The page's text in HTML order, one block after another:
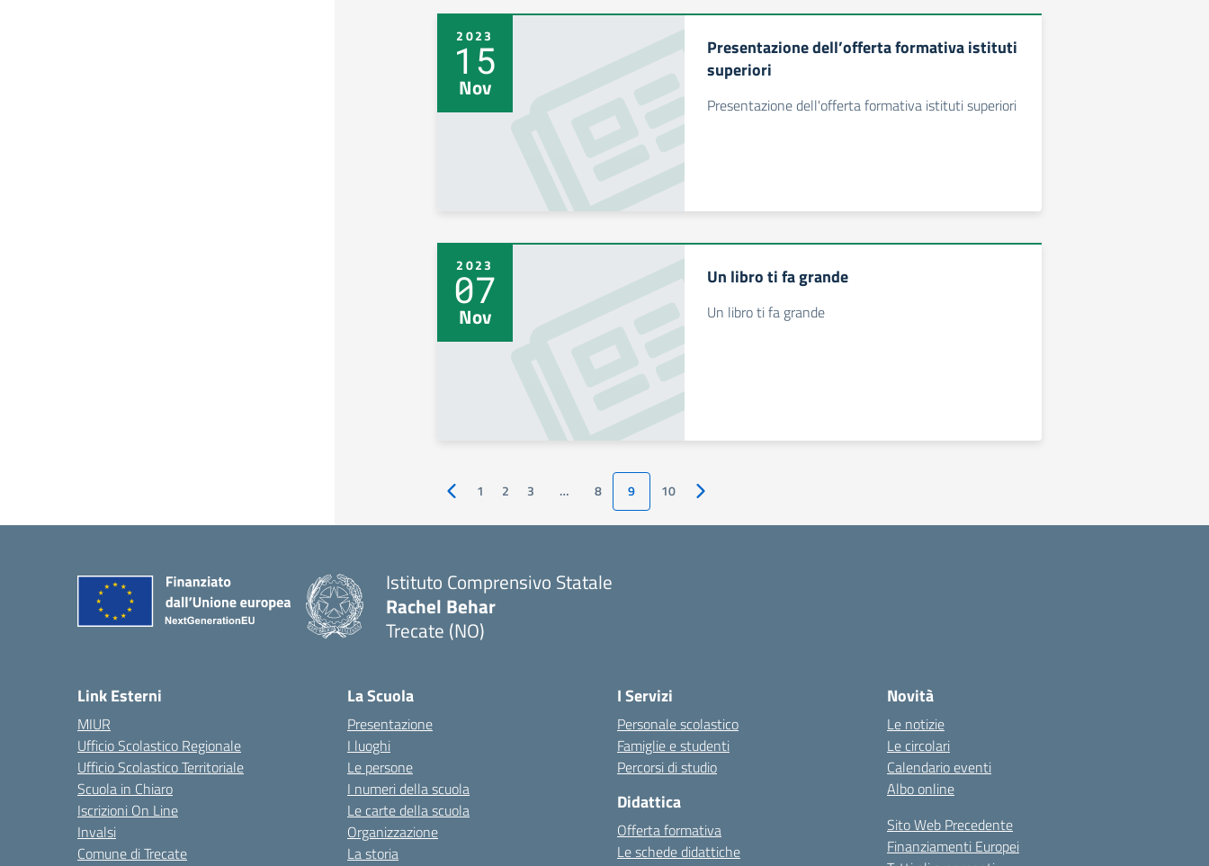
2023
15
Nov
Presentazione dell’offerta formativa istituti
superiori
Presentazione dell'offerta formativa istituti superiori
2023
07
Nov
Un libro ti fa grande
Un libro ti fa grande
Pagina precedente
1 2 3 … 8 9 10 Pagina successiva
Istituto Comprensivo Statale
Rachel Behar
Trecate (NO)
Link Esterni
MIUR
Ufficio Scolastico Regionale
Ufficio Scolastico Territoriale
Scuola in Chiaro
Iscrizioni On Line
Invalsi
Comune di Trecate
La Scuola
Presentazione
I luoghi
Le persone
I numeri della scuola
Le carte della scuola
Organizzazione
La storia
I Servizi
Personale scolastico
Famiglie e studenti
Percorsi di studio
Didattica
Offerta formativa
Le schede didattiche
Novità
Le notizie
Le circolari
Calendario eventi
Albo online
Sito Web Precedente
Finanziamenti Europei